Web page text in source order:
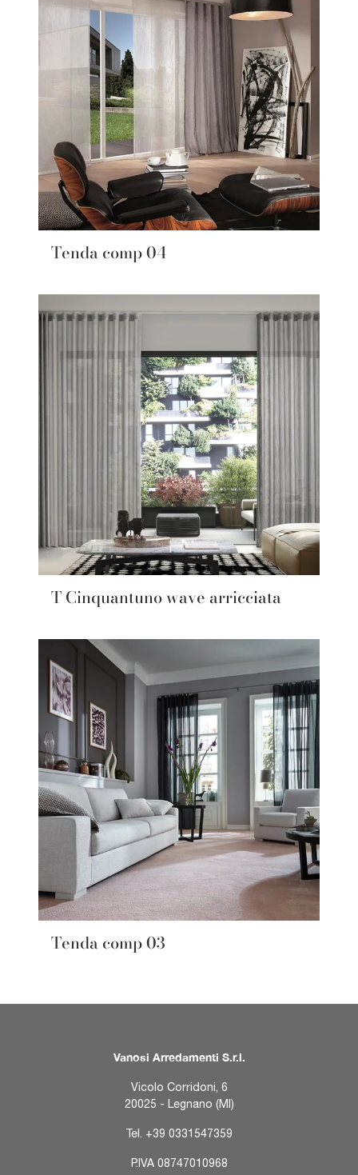
Tenda comp 04
T Cinquantuno wave arricciata
Tenda comp 03
Vanosi Arredamenti S.r.l.
Vicolo Corridoni, 6
20025 - Legnano (MI)
Tel. +39 0331547359
P.IVA 08747010968